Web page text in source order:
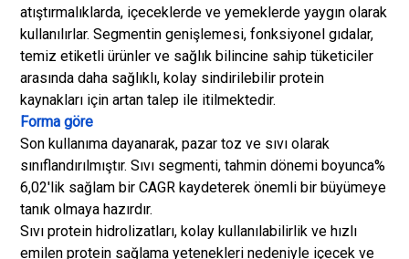
atıştırmalıklarda, içeceklerde ve yemeklerde yaygın olarak
kullanılırlar. Segmentin genişlemesi, fonksiyonel gıdalar,
temiz etiketli ürünler ve sağlık bilincine sahip tüketiciler
arasında daha sağlıklı, kolay sindirilebilir protein
kaynakları için artan talep ile itilmektedir.
Forma göre
Son kullanıma dayanarak, pazar toz ve sıvı olarak
sınıflandırılmıştır. Sıvı segmenti, tahmin dönemi boyunca%
6,02'lik sağlam bir CAGR kaydeterek önemli bir büyümeye
tanık olmaya hazırdır.
Sıvı protein hidrolizatları, kolay kullanılabilirlik ve hızlı
emilen protein sağlama yetenekleri nedeniyle içecek ve